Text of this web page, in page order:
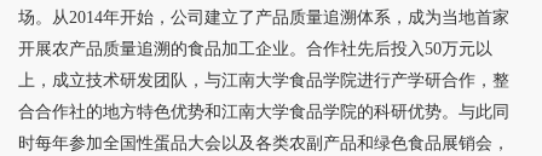
场。从2014年开始，公司建立了产品质量追溯体系，成为当地首家
开展农产品质量追溯的食品加工企业。合作社先后投入50万元以
上，成立技术研发团队，与江南大学食品学院进行产学研合作，整
合合作社的地方特色优势和江南大学食品学院的科研优势。与此同
时每年参加全国性蛋品大会以及各类农副产品和绿色食品展销会，